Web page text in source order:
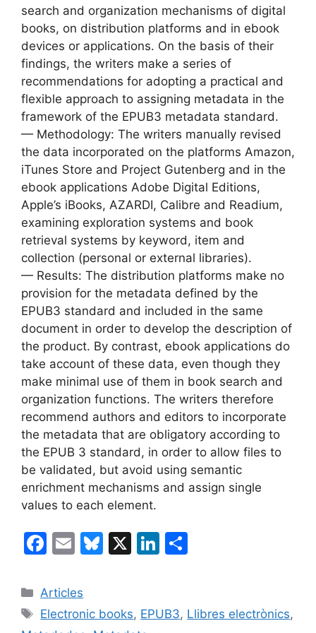
search and organization mechanisms of digital
books, on distribution platforms and in ebook
devices or applications. On the basis of their
findings, the writers make a series of
recommendations for adopting a practical and
flexible approach to assigning metadata in the
framework of the EPUB3 metadata standard.
— Methodology: The writers manually revised
the data incorporated on the platforms Amazon,
iTunes Store and Project Gutenberg and in the
ebook applications Adobe Digital Editions,
Apple’s iBooks, AZARDI, Calibre and Readium,
examining exploration systems and book
retrieval systems by keyword, item and
collection (personal or external libraries).
— Results: The distribution platforms make no
provision for the metadata defined by the
EPUB3 standard and included in the same
document in order to develop the description of
the product. By contrast, ebook applications do
take account of these data, even though they
make minimal use of them in book search and
organization functions. The writers therefore
recommend authors and editors to incorporate
the metadata that are obligatory according to
the EPUB 3 standard, in order to allow files to
be validated, but avoid using semantic
enrichment mechanisms and assign single
values to each element.
F
c
e
E
ai
l
Bl
s
X
Li
e p
Categories
Articles
Etiquetes
Electronic books, EPUB3, Llibres electrònics,